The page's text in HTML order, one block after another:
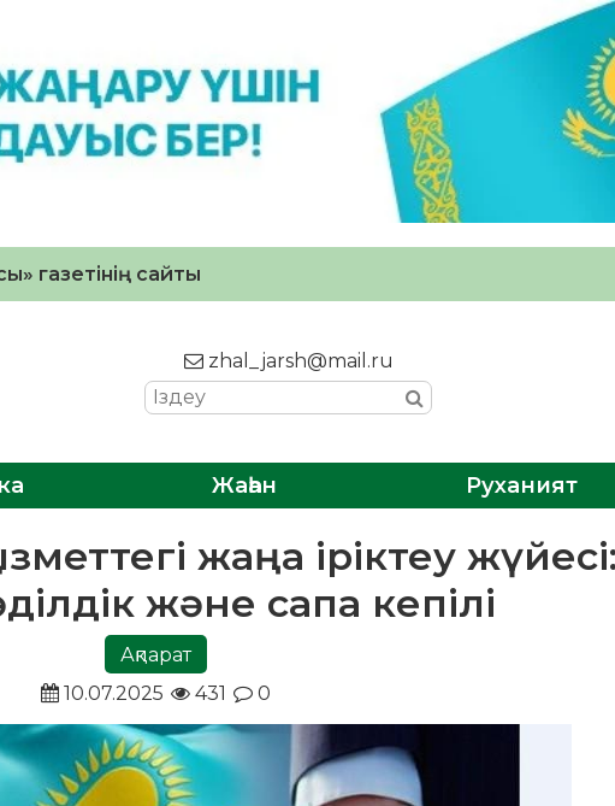
газетінің сайты
zhal_jarsh@mail.ru
Жаһан Руханият
жаңа іріктеу жүйесі:
және сапа кепілі
Ақпарат
10.07.2025
431 0